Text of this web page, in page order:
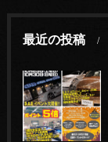
最近の投稿